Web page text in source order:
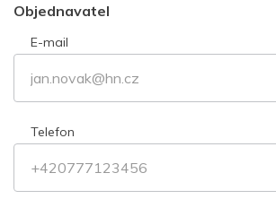
Objednavatel
E-mail
Telefon